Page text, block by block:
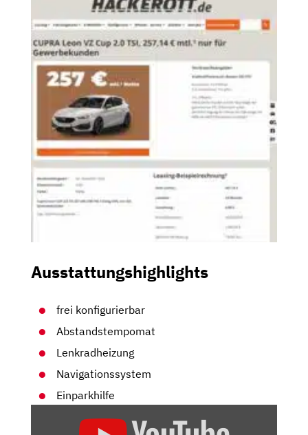
Ausstattungshighlights
frei konfigurierbar
Abstandstempomat
Lenkradheizung
Navigationssystem
Einparkhilfe